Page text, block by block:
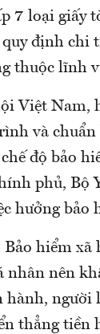
7 loại giấy
định
thuộc lĩnh
Việt Nam,
và
độ bảo
phủ, Bộ
hưởng bảo
hiểm
nhân nên
hành, người
thẳng tiền